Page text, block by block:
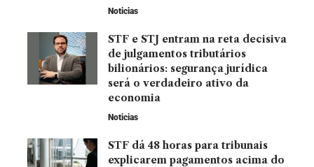
Noticias
STF e STJ entram na reta decisiva
de julgamentos tributários
bilionários: segurança jurídica
será o verdadeiro ativo da
economia
Noticias
STF dá 48 horas para tribunais
explicarem pagamentos acima do